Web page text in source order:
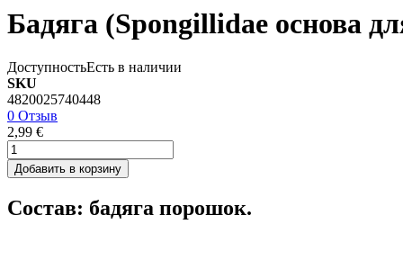
Бадяга (Spongillidae основа
ДоступностьЕсть в наличии
SKU
4820025740448
0 Отзыв
2,99 €
Добавить в корзину
Состав: бадяга порошок.